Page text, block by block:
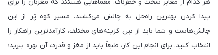
هر کدام از معابر سخت و خطرناک، معماهایی هستند که مغزتان را برای
پیدا کردن بهترین راه‌حل به چالش می‌کشند. مسیر کوه پُر از این
چالش‌هاست و شما باید از بین گزینه‌های مختلف، کارآمدترین راهکار را
انتخاب کنید. برای انجام این کار، طبعاً باید از مغز و قدرت آن بهره ببرید؛